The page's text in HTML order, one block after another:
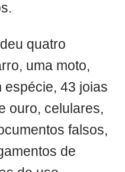
quatro
uma moto,
espécie, 43 joias
ouro, celulares,
falsos,
de